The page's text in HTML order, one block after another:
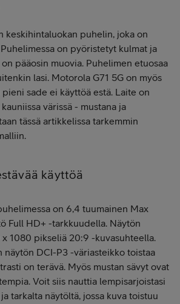
keskihintaluokan puhelin, joka on
on pyöristetyt kulmat ja
pääosin muovia. Puhelimen etuosaa
lasi. Motorola G71 5G on myös
sade ei käyttöä estä. Laite on
värissä - mustana ja
tässä artikkelissa tarkemmin
käyttöä
on 6,4 tuumainen Max
Full HD+ -tarkkuudella. Näytön
1080 pikseliä 20:9 -kuvasuhteella.
näytön DCI-P3 -väriasteikko toistaa
on terävä. Myös mustan sävyt ovat
Voit siis nauttia lempisarjoistasi
tarkalta näytöltä, jossa kuva toistuu